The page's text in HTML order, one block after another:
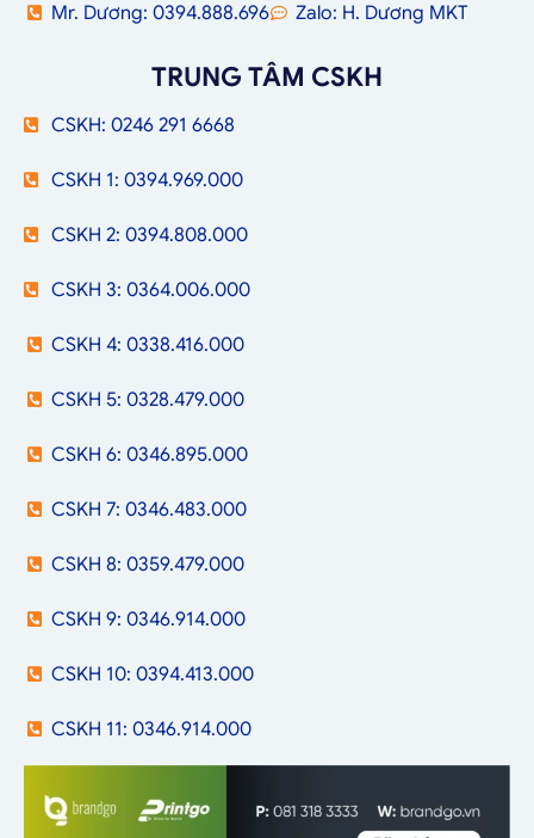
Mr. Dương: 0394.888.696 Zalo: H. Dương MKT
TRUNG TÂM CSKH
CSKH: 0246 291 6668
CSKH 1: 0394.969.000
CSKH 2: 0394.808.000
CSKH 3: 0364.006.000
CSKH 4: 0338.416.000
CSKH 5: 0328.479.000
CSKH 6: 0346.895.000
CSKH 7: 0346.483.000
CSKH 8: 0359.479.000
CSKH 9: 0346.914.000
CSKH 10: 0394.413.000
CSKH 11: 0346.914.000